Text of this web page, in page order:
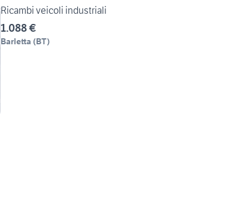
Ricambi veicoli industriali
1.088 €
Barletta (BT)